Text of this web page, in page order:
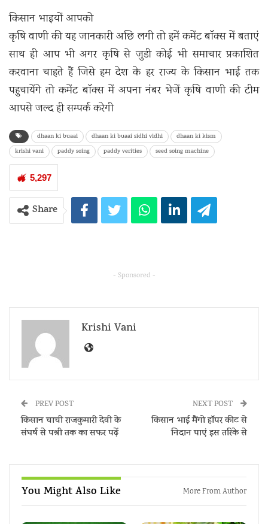
किसान भाइयों आपको
कृषि वाणी की यह जानकारी अछि लगी तो हमें कमेंट बॉक्स में बताएं
साथ ही आप भी अगर कृषि से जुडी कोई भी समाचार प्रकाशित
करवाना चाहते हैं जिसे हम देश के हर राज्य के किसान भाई तक
पहुचायेंगे तो कमेंट बॉक्स में अपना नंबर भेजें कृषि वाणी की टीम
आपसे जल्द ही सम्पर्क करेगी
dhaan ki buaai dhaan ki buaai sidhi vidhi
dhaan ki kism
krishi vani
paddy soing paddy verities seed soing machine
5,297
Share
- Sponsored -
Krishi Vani
PREV POST
किसान चाची राजकुमारी देवी के
संघर्ष से पद्मश्री तक का सफर पढ़ें
NEXT POST
किसान भाई मैंगो हॉपर कीट से
निदान पाएं इस तरिके से
You Might Also Like More From Author